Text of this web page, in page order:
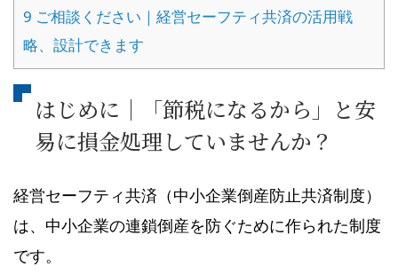
9 ご相談ください｜経営セーフティ共済の活用戦
略、設計できます
はじめに｜「節税になるから」と安
易に損金処理していませんか？
経営セーフティ共済（中小企業倒産防止共済制度）
は、中小企業の連鎖倒産を防ぐために作られた制度
です。